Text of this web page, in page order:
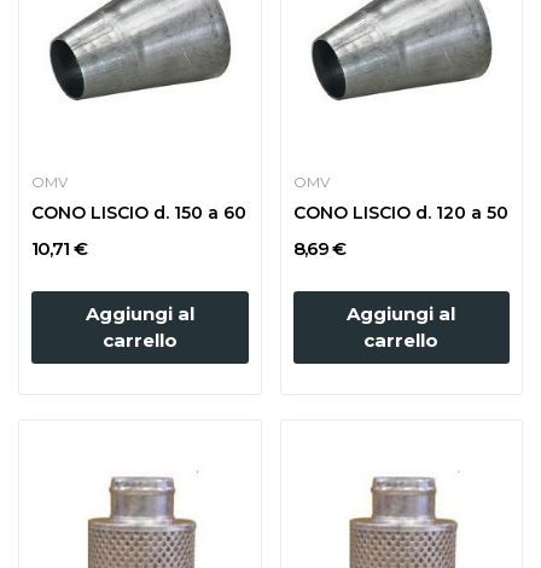
OMV
CONO LISCIO d. 150 a 60
10,71 €
Aggiungi al
carrello
OMV
CONO LISCIO d. 120 a 50
8,69 €
Aggiungi al
carrello